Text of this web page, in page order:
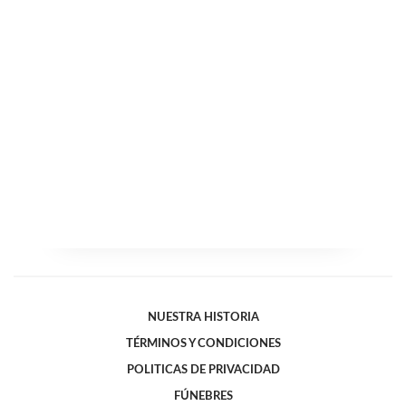
NUESTRA HISTORIA
TÉRMINOS Y CONDICIONES
POLITICAS DE PRIVACIDAD
FÚNEBRES